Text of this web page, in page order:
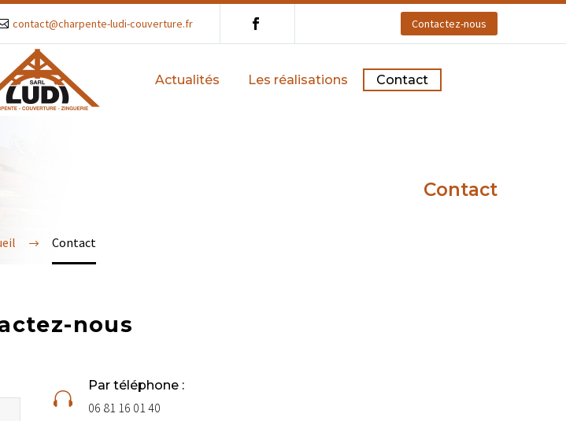
contact@charpente-ludi-couverture.fr Contactez-nous
Actualités Les réalisations Contact
Contact
Contact
nous


Par téléphone :
06 81 16 01 40